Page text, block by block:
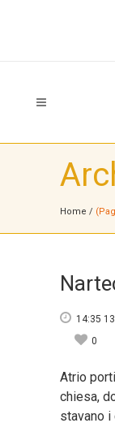
Home /
14:35
0
Atrio
chiesa,
stavano i